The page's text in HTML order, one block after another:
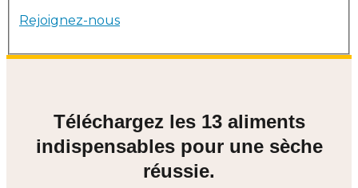
Rejoignez-nous
Téléchargez les 13 aliments
indispensables pour une sèche
réussie.